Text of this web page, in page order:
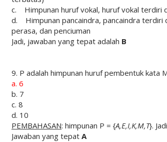
c. Himpunan huruf vokal, huruf vokal terdiri
d. Himpunan pancaindra, pancaindra terdiri
perasa, dan penciuman
Jadi, jawaban yang tepat adalah B
9. P adalah himpunan huruf pembentuk kata
a. 6
b. 7
c. 8
d. 10
PEMBAHASAN: himpunan P = {A,E,I,K,M,T}.
Jawaban yang tepat A